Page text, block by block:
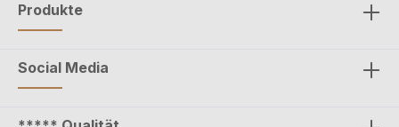
Produkte
Social Media